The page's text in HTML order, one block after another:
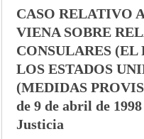
2001
Corte
de
Justicia
CASO RELATIVO
VIENA SOBRE
CONSULARES (EL
LOS ESTADOS
(MEDIDAS
de 9 de abril de
Justicia